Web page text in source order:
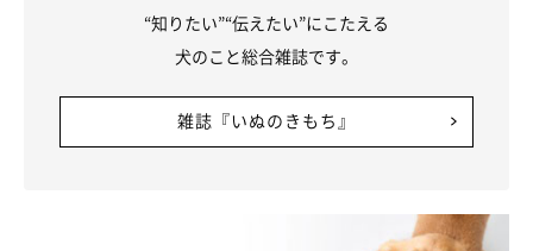
“知りたい”“伝えたい”にこたえる
犬のこと総合雑誌です。
雑誌『いぬのきもち』